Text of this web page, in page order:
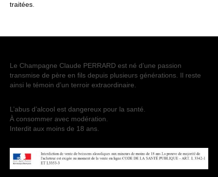
traitées
Le Champagne Claude PERRARD est né d’une passion
transmise de père en fils depuis plusieurs générations. Il reste
ainsi le témoin d’un terroir extraordinaire.
L’abus d’alcool est dangereux pour la santé.
À consommer avec modération.
Interdit aux moins de 18 ans.